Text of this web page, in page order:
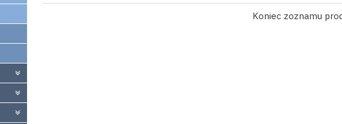
Koniec zoznamu